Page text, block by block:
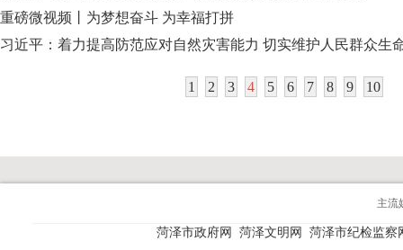
重磅微视频丨为梦想奋斗 为幸福打拼
习近平：着力提高防范应对自然灾害能力 切实维护人民群众生
1 2 3 4 5 6 7 8 9 10
主流
菏泽市政府网 菏泽文明网 菏泽市纪检监